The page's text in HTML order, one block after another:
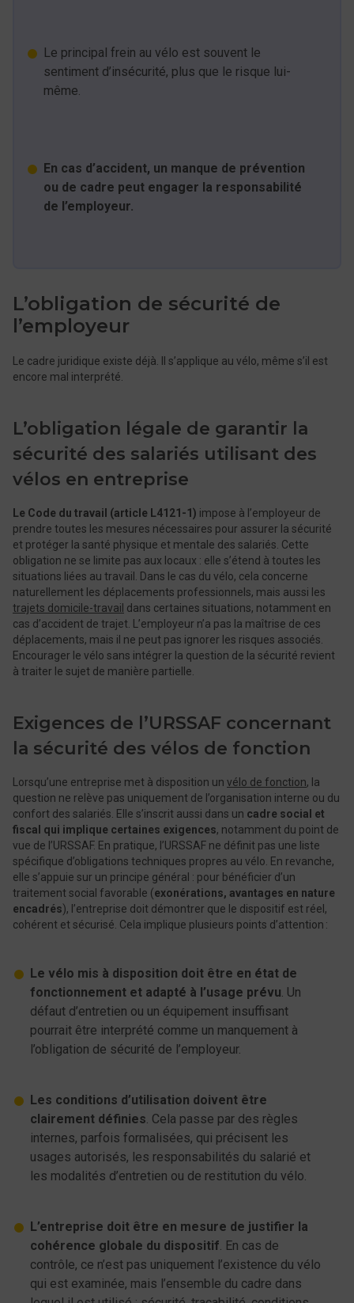
Le principal frein au vélo est souvent le
sentiment d’insécurité, plus que le risque lui-
même.
En cas d’accident, un manque de prévention
ou de cadre peut engager la responsabilité
de l’employeur.
L’obligation de sécurité de
l’employeur
Le cadre juridique existe déjà. Il s’applique au vélo, même s’il est
encore mal interprété.
L’obligation légale de garantir la
sécurité des salariés utilisant des
vélos en entreprise
Le Code du travail (article L4121-1) impose à l’employeur de
prendre toutes les mesures nécessaires pour assurer la sécurité
et protéger la santé physique et mentale des salariés. Cette
obligation ne se limite pas aux locaux : elle s’étend à toutes les
situations liées au travail. Dans le cas du vélo, cela concerne
naturellement les déplacements professionnels, mais aussi les
trajets domicile-travail dans certaines situations, notamment en
cas d’accident de trajet. L’employeur n’a pas la maîtrise de ces
déplacements, mais il ne peut pas ignorer les risques associés.
Encourager le vélo sans intégrer la question de la sécurité revient
à traiter le sujet de manière partielle.
Exigences de l’URSSAF concernant
la sécurité des vélos de fonction
Lorsqu’une entreprise met à disposition un vélo de fonction, la
question ne relève pas uniquement de l’organisation interne ou du
confort des salariés. Elle s’inscrit aussi dans un cadre social et
fiscal qui implique certaines exigences, notamment du point de
vue de l’URSSAF. En pratique, l’URSSAF ne définit pas une liste
spécifique d’obligations techniques propres au vélo. En revanche,
elle s’appuie sur un principe général : pour bénéficier d’un
traitement social favorable (exonérations, avantages en nature
encadrés), l’entreprise doit démontrer que le dispositif est réel,
cohérent et sécurisé. Cela implique plusieurs points d’attention :
Le vélo mis à disposition doit être en état de
fonctionnement et adapté à l’usage prévu. Un
défaut d’entretien ou un équipement insuffisant
pourrait être interprété comme un manquement à
l’obligation de sécurité de l’employeur.
Les conditions d’utilisation doivent être
clairement définies. Cela passe par des règles
internes, parfois formalisées, qui précisent les
usages autorisés, les responsabilités du salarié et
les modalités d’entretien ou de restitution du vélo.
L’entreprise doit être en mesure de justifier la
cohérence globale du dispositif. En cas de
contrôle, ce n’est pas uniquement l’existence du vélo
qui est examinée, mais l’ensemble du cadre dans